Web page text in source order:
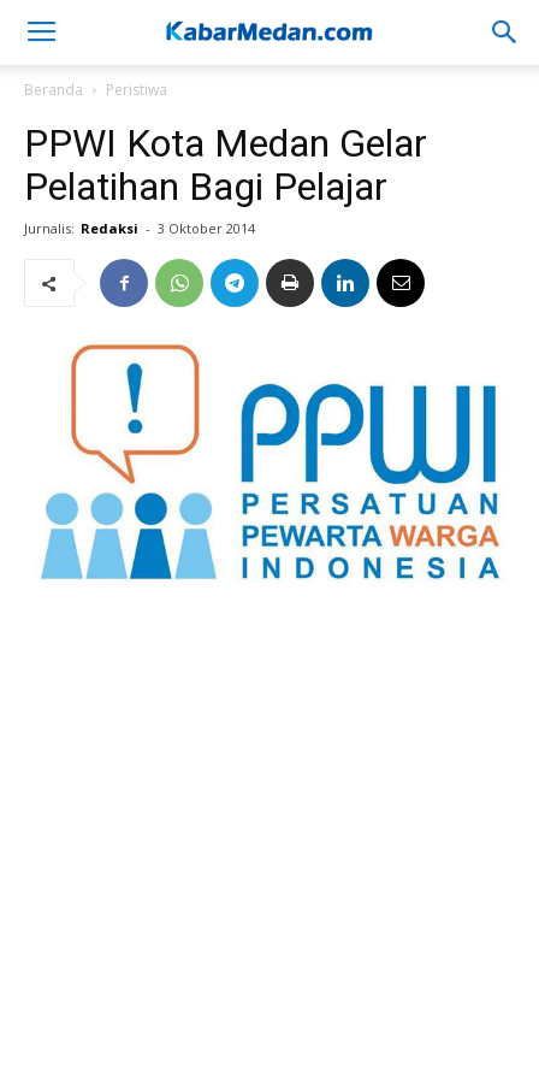
Beranda Peristiwa
PPWI Kota Medan Gelar
Pelatihan Bagi Pelajar
Jurnalis: Redaksi - 3 Oktober 2014